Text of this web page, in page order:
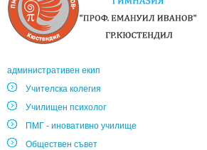
административен екип
Учителска колегия
Училищен психолог
ПМГ - иновативно училище
Обществен съвет